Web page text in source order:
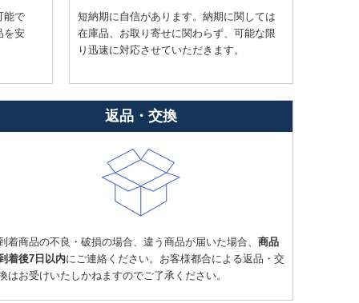
能で
を安
短納期に自信があります。納期に関しては
在庫品、お取り寄せに関わらず、可能な限
り迅速に対応させていただきます。
返品・交換
着商品の不良・破損の場合、違う商品が届いた場合、 商品
着後7日以内にご連絡ください。お客様都合による返品・交
はお受けいたしかねますのでご了承ください。